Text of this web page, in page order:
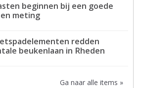
beginnen bij een goede
meting
redden
beukenlaan in Rheden
Ga naar alle items »